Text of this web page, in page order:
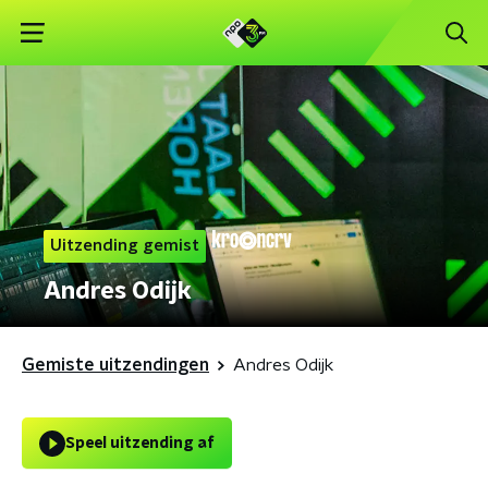
Uitzending gemist
Andres Odijk
Gemiste uitzendingen Andres Odijk
Speel uitzending af